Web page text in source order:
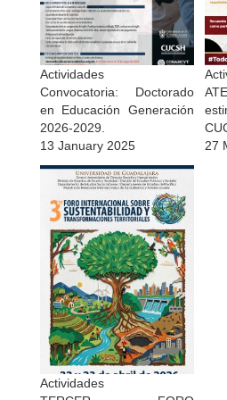
Actividades
Convocatoria: Doctorado
en Educación Generación
2026-2029.
13 January 2025
27
Actividades